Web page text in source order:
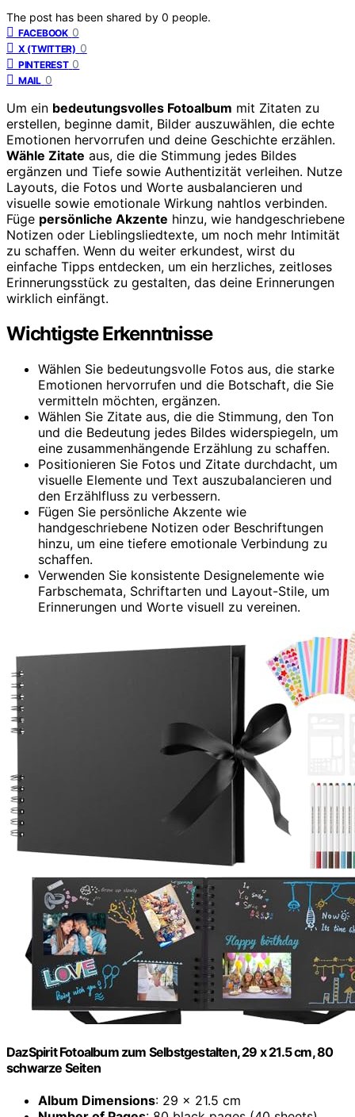
The post has been shared by 0 people.
FACEBOOK 0
X (TWITTER) 0
PINTEREST 0
MAIL 0
Um ein bedeutungsvolles Fotoalbum mit Zitaten zu
erstellen, beginne damit, Bilder auszuwählen, die echte
Emotionen hervorrufen und deine Geschichte erzählen.
Wähle Zitate aus, die die Stimmung jedes Bildes
ergänzen und Tiefe sowie Authentizität verleihen. Nutze
Layouts, die Fotos und Worte ausbalancieren und
visuelle sowie emotionale Wirkung nahtlos verbinden.
Füge persönliche Akzente hinzu, wie handgeschriebene
Notizen oder Lieblingsliedtexte, um noch mehr Intimität
zu schaffen. Wenn du weiter erkundest, wirst du
einfache Tipps entdecken, um ein herzliches, zeitloses
Erinnerungsstück zu gestalten, das deine Erinnerungen
wirklich einfängt.
Wichtigste Erkenntnisse
Wählen Sie bedeutungsvolle Fotos aus, die starke
Emotionen hervorrufen und die Botschaft, die Sie
vermitteln möchten, ergänzen.
Wählen Sie Zitate aus, die die Stimmung, den Ton
und die Bedeutung jedes Bildes widerspiegeln, um
eine zusammenhängende Erzählung zu schaffen.
Positionieren Sie Fotos und Zitate durchdacht, um
visuelle Elemente und Text auszubalancieren und
den Erzählfluss zu verbessern.
Fügen Sie persönliche Akzente wie
handgeschriebene Notizen oder Beschriftungen
hinzu, um eine tiefere emotionale Verbindung zu
schaffen.
Verwenden Sie konsistente Designelemente wie
Farbschemata, Schriftarten und Layout-Stile, um
Erinnerungen und Worte visuell zu vereinen.
DazSpirit Fotoalbum zum Selbstgestalten, 29 x 21.5 cm, 80
schwarze Seiten
Album Dimensions: 29 x 21.5 cm